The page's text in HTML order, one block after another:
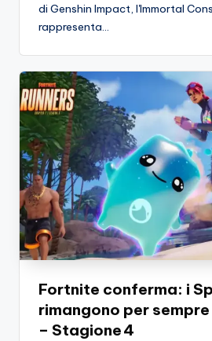
di Genshin Impact, l'Immortal
rappresenta…
Fortnite conferma: i
rimangono per
– Stagione 4